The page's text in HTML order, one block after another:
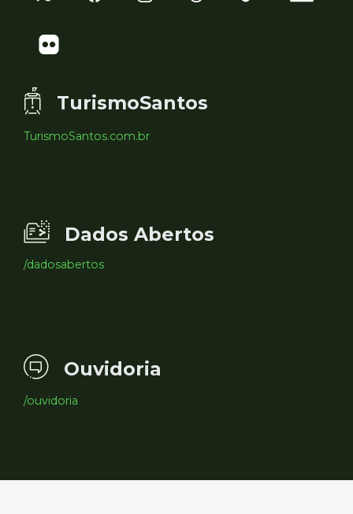
TurismoSantos
TurismoSantos.com.br
Dados Abertos
/dadosabertos
Ouvidoria
/ouvidoria